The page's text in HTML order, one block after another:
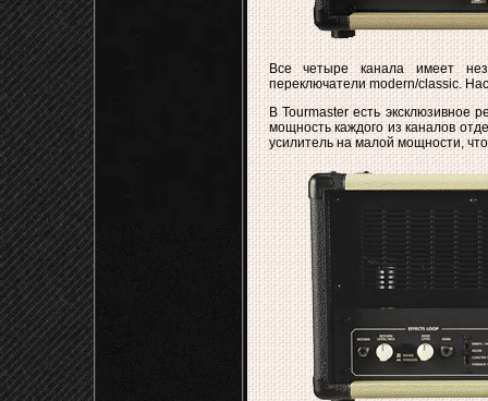
Все четыре канала имеет
переключатели modern/classic.
В Tourmaster есть эксклюзивное
мощность каждого из каналов
усилитель на малой мощности,